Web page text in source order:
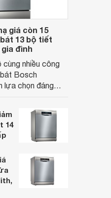
giá còn 15
13 bộ tiết
đình
nhiều công
Bosch
lựa chọn đáng
14